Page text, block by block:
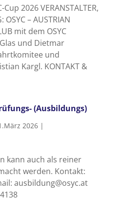
2026 VERANSTALTER,
OSYC – AUSTRIAN
mit dem OSYC
und Dietmar
und
Kargl. KONTAKT &
(Ausbildungs)
2026|
kann auch als reiner
werden. Kontakt:
ausbildung@osyc.at